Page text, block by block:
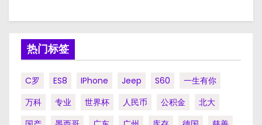
热门标签
C罗 ES8 IPhone Jeep S60
一生有你
万科
专业 世界杯 人民币 公积金
北大